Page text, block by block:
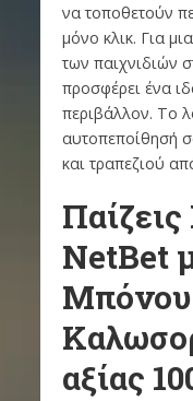
να τοποθετούν
μόνο κλικ. Για
των παιχνιδιών
προσφέρει ένα
περιβάλλον. Το
αυτοπεποίθησή
και τραπεζιού
NetBet
αξίας